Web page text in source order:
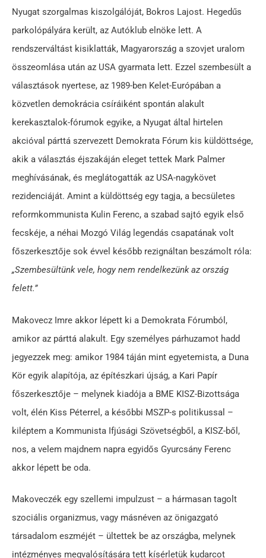
Nyugat szorgalmas kiszolgálóját, Bokros Lajost. Hegedűs
parkolópályára került, az Autóklub elnöke lett. A
rendszerváltást kisiklatták, Magyarország a szovjet uralom
összeomlása után az USA gyarmata lett. Ezzel szembesült a
választások nyertese, az 1989-ben Kelet-Európában a
közvetlen demokrácia csíráiként spontán alakult
kerekasztalok-fórumok egyike, a Nyugat által hirtelen
akcióval párttá szervezett Demokrata Fórum kis küldöttsége,
akik a választás éjszakáján eleget tettek Mark Palmer
meghívásának, és meglátogatták az USA-nagykövet
rezidenciáját. Amint a küldöttség egy tagja, a becsületes
reformkommunista Kulin Ferenc, a szabad sajtó egyik első
fecskéje, a néhai Mozgó Világ legendás csapatának volt
főszerkesztője sok évvel később rezignáltan beszámolt róla:
„Szembesültünk vele, hogy nem rendelkezünk az ország
felett.”
Makovecz Imre akkor lépett ki a Demokrata Fórumból,
amikor az párttá alakult. Egy személyes párhuzamot hadd
jegyezzek meg: amikor 1984 táján mint egyetemista, a Duna
Kör egyik alapítója, az építészkari újság, a Kari Papír
főszerkesztője – melynek kiadója a BME KISZ-Bizottsága
volt, élén Kiss Péterrel, a későbbi MSZP-s politikussal –
kiléptem a Kommunista Ifjúsági Szövetségből, a KISZ-ből,
nos, a velem majdnem napra egyidős Gyurcsány Ferenc
akkor lépett be oda.
Makoveczék egy szellemi impulzust – a hármasan tagolt
szociális organizmus, vagy másnéven az önigazgató
társadalom eszméjét – ültettek be az országba, melynek
intézményes megvalósítására tett kísérletük kudarcot